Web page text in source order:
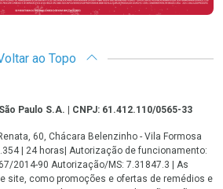
ao Topo
Paulo S.A. | CNPJ: 61.412.110/0565-33
60, Chácara Belenzinho - Vila Formosa
| 24 horas| Autorização de funcionamento:
2014-90 Autorização/MS: 7.31847.3 | As
site, como promoções e ofertas de remédios e